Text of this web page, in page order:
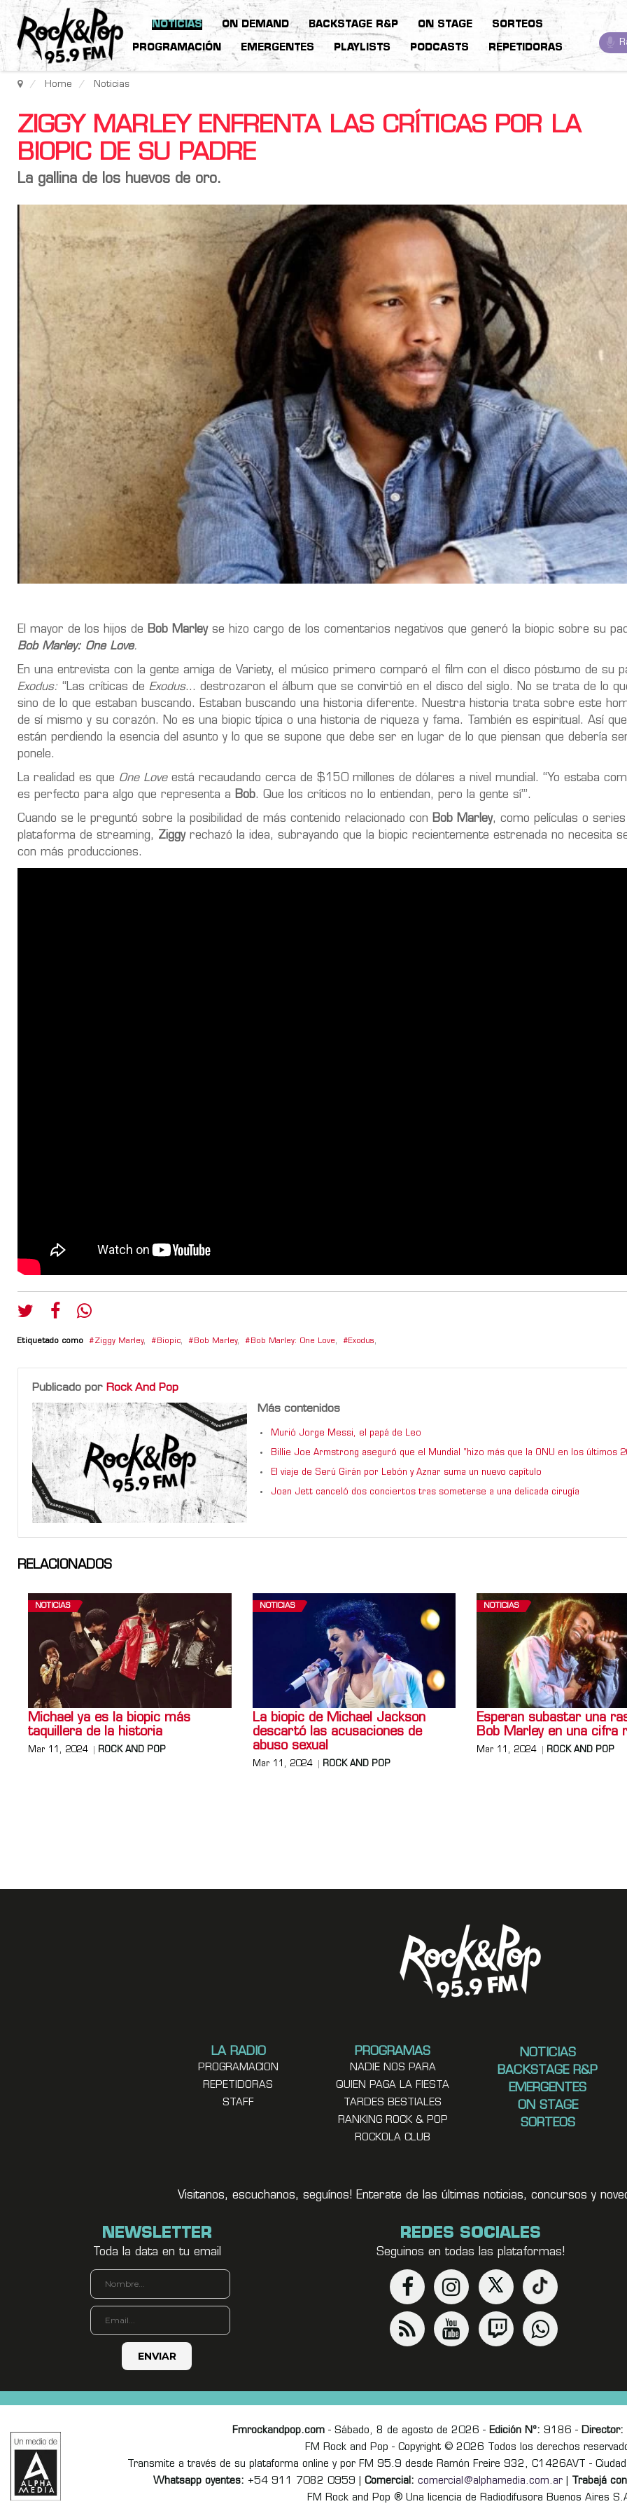
NOTICIAS ON DEMAND BACKSTAGE R&P ON STAGE SORTEOS
PROGRAMACIÓN EMERGENTES PLAYLISTS PODCASTS REPETIDORAS
Home Noticias
ZIGGY MARLEY ENFRENTA LAS CRÍTICAS POR LA
BIOPIC DE SU PADRE
La gallina de los huevos de oro.
El mayor de los hijos de Bob Marleyse hizo cargo de los comentarios negativos que generó la biopic sobre su
Bob Marley: One Love.
En una entrevista con la gente amiga de Variety, el músico primero comparó el film con el disco póstumo de su
Exodus: “Las críticas de Exodus… destrozaron el álbum que se convirtió en el disco del siglo. No se trata de lo
sino de lo que estaban buscando. Estaban buscando una historia diferente. Nuestra historia trata sobre este
de sí mismo y su corazón. No es una biopic típica o una historia de riqueza y fama. También es espiritual. Así
están perdiendo la esencia del asunto y lo que se supone que debe ser en lugar de lo que piensan que debería
ponele.
La realidad es que One Loveestá recaudando cerca de $150 millones de dólares a nivel mundial. “Yo estaba
es perfecto para algo que representa a Bob. Que los críticos no lo entiendan, pero la gente sí’”.
Cuando se le preguntó sobre la posibilidad de más contenido relacionado con Bob Marley, como películas o series
plataforma de streaming, Ziggyrechazó la idea, subrayando que la biopic recientemente estrenada no necesita
con más producciones.
Etiquetado como Ziggy Marley, Biopic, Bob Marley, Bob Marley: One Love, Exodus,
Publicado por Rock And Pop
Más contenidos
Murió Jorge Messi, el papá de Leo
Billie Joe Armstrong aseguró que el Mundial “hizo más que la ONU en los últimos
El viaje de Serú Girán por Lebón y Aznar suma un nuevo capítulo
Joan Jett canceló dos conciertos tras someterse a una delicada cirugía
RELACIONADOS
NOTICIAS
Michael ya es la biopic más
taquillera de la historia
Mar 11, 2024 ROCK AND POP
NOTICIAS
La biopic de Michael Jackson
descartó las acusaciones de
abuso sexual
Mar 11, 2024 ROCK AND POP
NOTICIAS
Esperan subastar una
Bob Marley en una cifra
Mar 11, 2024 ROCK AND POP
LA RADIO
PROGRAMACION
REPETIDORAS
STAFF
PROGRAMAS
NADIE NOS PARA
QUIEN PAGA LA FIESTA
TARDES BESTIALES
RANKING ROCK & POP
ROCKOLA CLUB
NOTICIAS
BACKSTAGE R&P
EMERGENTES
ON STAGE
SORTEOS
Visitanos, escuchanos, seguínos! Enterate de las últimas noticias, concursos y
NEWSLETTER
Toda la data en tu email
REDES SOCIALES
Seguinos en todas las plataformas!
Fmrockandpop.com- Sábado, 8 de agosto de 2026 - Edición Nº: 9186 - Director:
FM Rock and Pop - Copyright © 2026 Todos los derechos
Transmite a través de su plataforma online y por FM 95.9 desde Ramón Freire 932, C1426AVT -
Whatsapp oyentes: +54 911 7082 0959 | Comercial: comercial@alphamedia.com.ar| Trabajá
FM Rock and Pop ® Una licencia de Radiodifusora Buenos Aires